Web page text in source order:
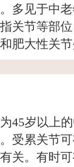
多见于中
关节等部
肥大性关
岁以上的
受累关节
关。有时